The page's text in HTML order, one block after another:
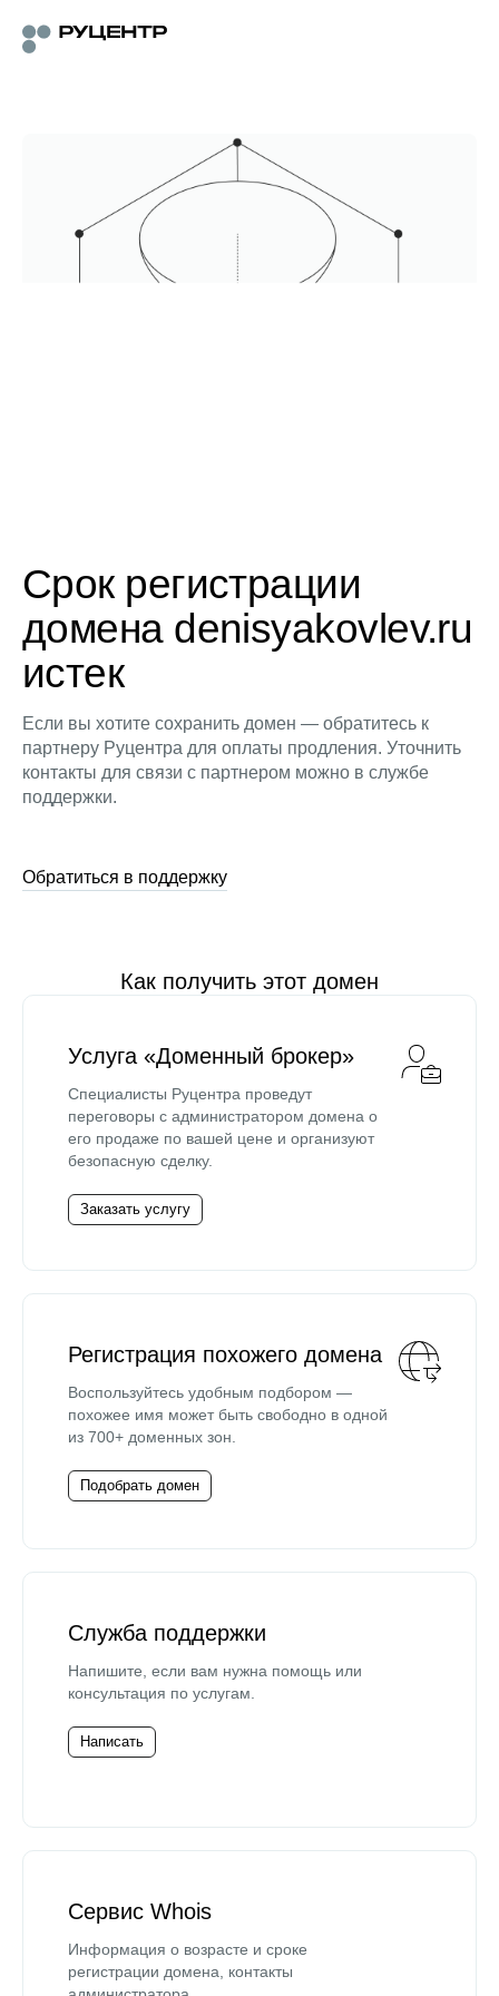
Срок регистрации
домена denisyakovlev.ru
истек
Если вы хотите сохранить домен — обратитесь к
партнеру Руцентра для оплаты продления. Уточнить
контакты для связи с партнером можно в службе
поддержки.
Обратиться в поддержку
Как получить этот домен
Услуга «Доменный брокер»
Специалисты Руцентра проведут
переговоры с администратором домена о
его продаже по вашей цене и организуют
безопасную сделку.
Заказать услугу
Регистрация похожего домена
Воспользуйтесь удобным подбором —
похожее имя может быть свободно в одной
из 700+ доменных зон.
Подобрать домен
Служба поддержки
Напишите, если вам нужна помощь или
консультация по услугам.
Написать
Сервис Whois
Информация о возрасте и сроке
регистрации домена, контакты